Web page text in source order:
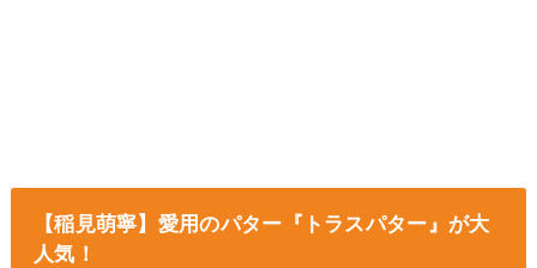
【稲見萌寧】愛用のパター『トラスパター』が大
人気！